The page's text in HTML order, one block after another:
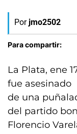
Por jmo2502
Para compartir:
La Plata, ene
fue asesinado
de una
del partido
Florencio